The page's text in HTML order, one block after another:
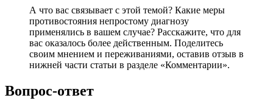
А что вас связывает с этой темой? Какие меры
противостояния непростому диагнозу
применялись в вашем случае? Расскажите, что для
вас оказалось более действенным. Поделитесь
своим мнением и переживаниями, оставив отзыв в
нижней части статьи в разделе «Комментарии».
Вопрос-ответ